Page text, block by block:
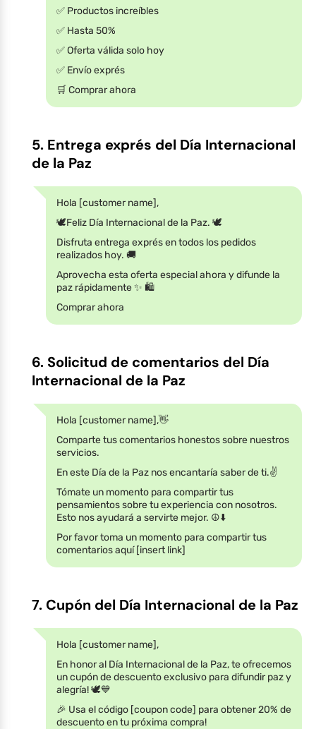
✅ Productos increíbles
✅ Hasta 50%
✅ Oferta válida solo hoy
✅ Envío exprés
🛒 Comprar ahora
5. Entrega exprés del Día Internacional
de la Paz
Hola [customer name],
🕊️Feliz Día Internacional de la Paz. 🕊️
Disfruta entrega exprés en todos los pedidos
realizados hoy. 🚚
Aprovecha esta oferta especial ahora y difunde la
paz rápidamente ✨ 🛍️
Comprar ahora
6. Solicitud de comentarios del Día
Internacional de la Paz
Hola [customer name],👋
Comparte tus comentarios honestos sobre nuestros
servicios.
En este Día de la Paz nos encantaría saber de ti.✌️
Tómate un momento para compartir tus
pensamientos sobre tu experiencia con nosotros.
Esto nos ayudará a servirte mejor. ☮️⬇️
Por favor toma un momento para compartir tus
comentarios aquí [insert link]
7. Cupón del Día Internacional de la Paz
Hola [customer name],
En honor al Día Internacional de la Paz, te ofrecemos
un cupón de descuento exclusivo para difundir paz y
alegría! 🕊️💙
🎉 Usa el código [coupon code] para obtener 20% de
descuento en tu próxima compra!